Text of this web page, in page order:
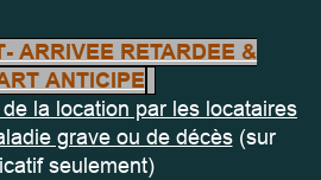
ARRIVEE RETARDEE &
ANTICIPE
la location par les locataires
grave ou de décès(sur
seulement)